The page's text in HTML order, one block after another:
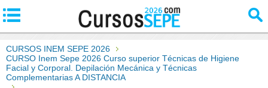
CURSOS INEM SEPE 2026
CURSO Inem Sepe 2026 Curso superior Técnicas de Higiene
Facial y Corporal. Depilación Mecánica y Técnicas
Complementarias A DISTANCIA